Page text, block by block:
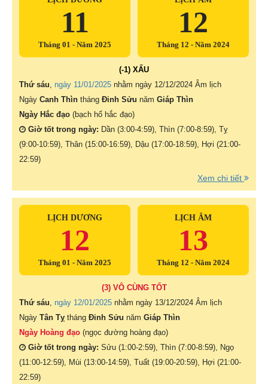
11
Tháng 01 - Năm 2025
12
Tháng 12 - Năm 2024
(-1) XẤU
Thứ sáu ngày 11/01/2025 nhằm ngày 12/12/2024 Âm lịch
Ngày Canh Thìn tháng Đinh Sửu năm Giáp Thìn
Ngày Hắc đạo (bạch hổ hắc đạo)
Giờ tốt trong ngày: Dần (3:00-4:59), Thìn (7:00-8:59), Tỵ
(9:00-10:59), Thân (15:00-16:59), Dậu (17:00-18:59), Hợi (21:00-
22:59)
Xem chi tiết
LỊCH DƯƠNG
12
Tháng 01 - Năm 2025
LỊCH ÂM
13
Tháng 12 - Năm 2024
(3) VÔ CÙNG TỐT
Thứ sáu ngày 12/01/2025 nhằm ngày 13/12/2024 Âm lịch
Ngày Tân Tỵ tháng Đinh Sửu năm Giáp Thìn
Ngày Hoàng đạo (ngọc đường hoàng đạo)
Giờ tốt trong ngày: Sửu (1:00-2:59), Thìn (7:00-8:59), Ngọ
(11:00-12:59), Mùi (13:00-14:59), Tuất (19:00-20:59), Hợi (21:00-
22:59)